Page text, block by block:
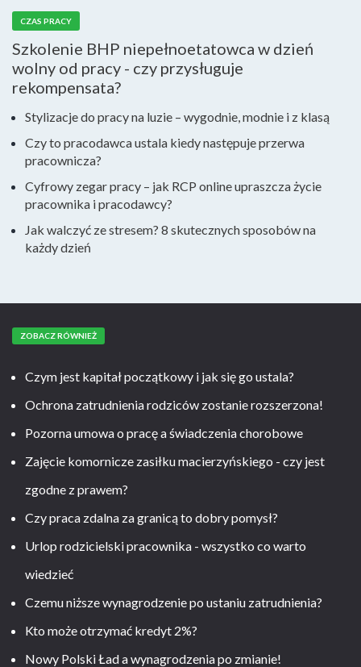
CZAS PRACY
Szkolenie BHP niepełnoetatowca w dzień
wolny od pracy - czy przysługuje
rekompensata?
Stylizacje do pracy na luzie – wygodnie, modnie i z klasą
Czy to pracodawca ustala kiedy następuje przerwa
pracownicza?
Cyfrowy zegar pracy – jak RCP online upraszcza życie
pracownika i pracodawcy?
Jak walczyć ze stresem? 8 skutecznych sposobów na
każdy dzień
ZOBACZ RÓWNIEŻ
Czym jest kapitał początkowy i jak się go ustala?
Ochrona zatrudnienia rodziców zostanie rozszerzona!
Pozorna umowa o pracę a świadczenia chorobowe
Zajęcie komornicze zasiłku macierzyńskiego - czy jest
zgodne z prawem?
Czy praca zdalna za granicą to dobry pomysł?
Urlop rodzicielski pracownika - wszystko co warto
wiedzieć
Czemu niższe wynagrodzenie po ustaniu zatrudnienia?
Kto może otrzymać kredyt 2%?
Nowy Polski Ład a wynagrodzenia po zmianie!